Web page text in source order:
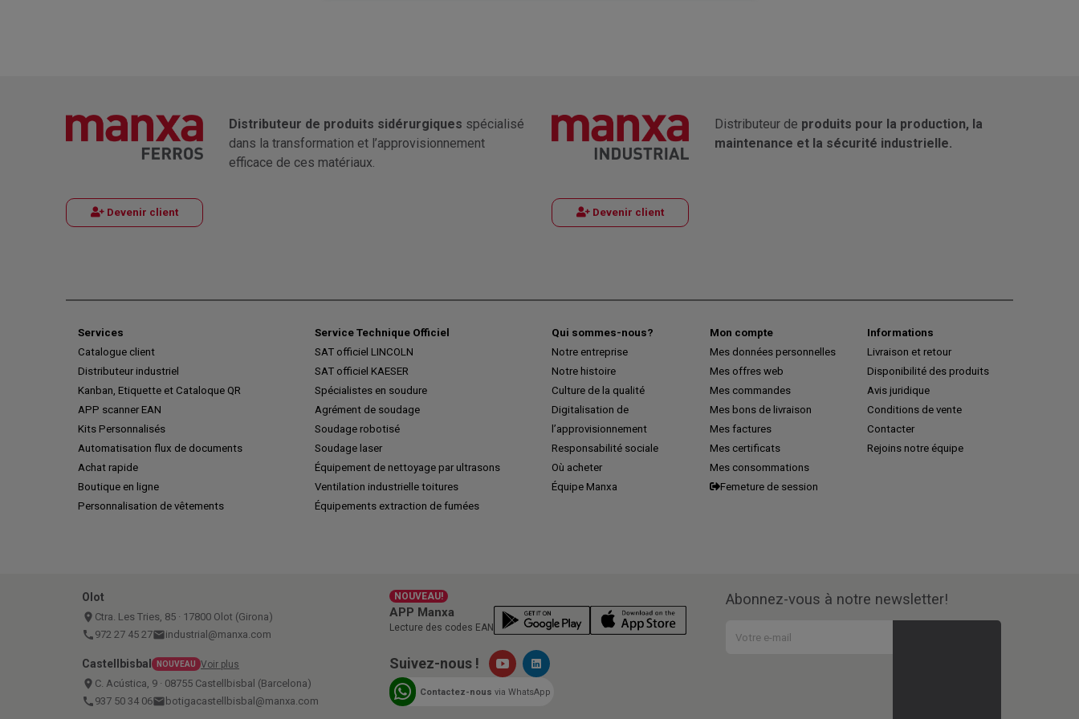
Devenir client
Distributeur de produits sidérurgiques spécialisé
dans la transformation et l’approvisionnement
efficace de ces matériaux.
Devenir client
Distributeur de produits pour la production, la
maintenance et la sécurité industrielle.
Services
Catalogue client
Distributeur industriel
Kanban, Etiquette et Cataloque QR
APP scanner EAN
Kits Personnalisés
Automatisation flux de documents
Achat rapide
Boutique en ligne
Personnalisation de vêtements
Service Technique Officiel
SAT officiel LINCOLN
SAT officiel KAESER
Spécialistes en soudure
Agrément de soudage
Soudage robotisé
Soudage laser
Équipement de nettoyage par ultrasons
Ventilation industrielle toitures
Équipements extraction de fumées
Qui sommes-nous?
Notre entreprise
Notre histoire
Culture de la qualité
Digitalisation de
l’approvisionnement
Responsabilité sociale
Où acheter
Équipe Manxa
Mon compte
Mes données personnelles
Mes offres web
Mes commandes
Mes bons de livraison
Mes factures
Mes certificats
Mes consommations
Femeture de session
Informations
Livraison et retour
Disponibilité des produits
Avis juridique
Conditions de vente
Contacter
Rejoins notre équipe
Olot
place Ctra. Les Tries, 85 · 17800 Olot (Girona)
call 972 27 45 27emailindustrial@manxa.com
Castellbisbal NOUVEAU Voir plus
place C. Acústica, 9 · 08755 Castellbisbal (Barcelona)
call 937 50 34 06email botigacastellbisbal@manxa.com
NOUVEAU!
APP Manxa
Lecture des codes EAN
Suivez-nous !
Contactez-nous via WhatsApp
Abonnez-vous à notre newsletter!